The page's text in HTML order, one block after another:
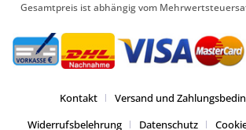
Gesamtpreis ist abhängig vom
Kontakt
Versand und
Widerrufsbelehrung
Datenschutz